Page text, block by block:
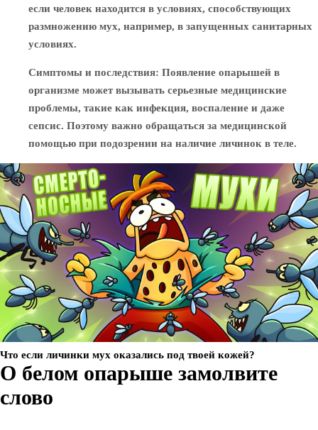
если человек находится в условиях, способствующих
размножению мух, например, в запущенных санитарных
условиях.
Симптомы и последствия: Появление опарышей в
организме может вызывать серьезные медицинские
проблемы, такие как инфекция, воспаление и даже
сепсис. Поэтому важно обращаться за медицинской
помощью при подозрении на наличие личинок в теле.
Что если личинки мух оказались под твоей кожей?
О белом опарыше замолвите
слово